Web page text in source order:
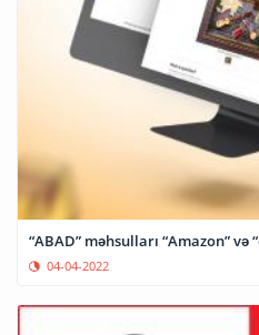
04-04-2022